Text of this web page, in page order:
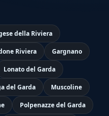
della Riviera
Riviera Gargnano
Lonato del Garda
del Garda Muscoline
Polpenazze del Garda